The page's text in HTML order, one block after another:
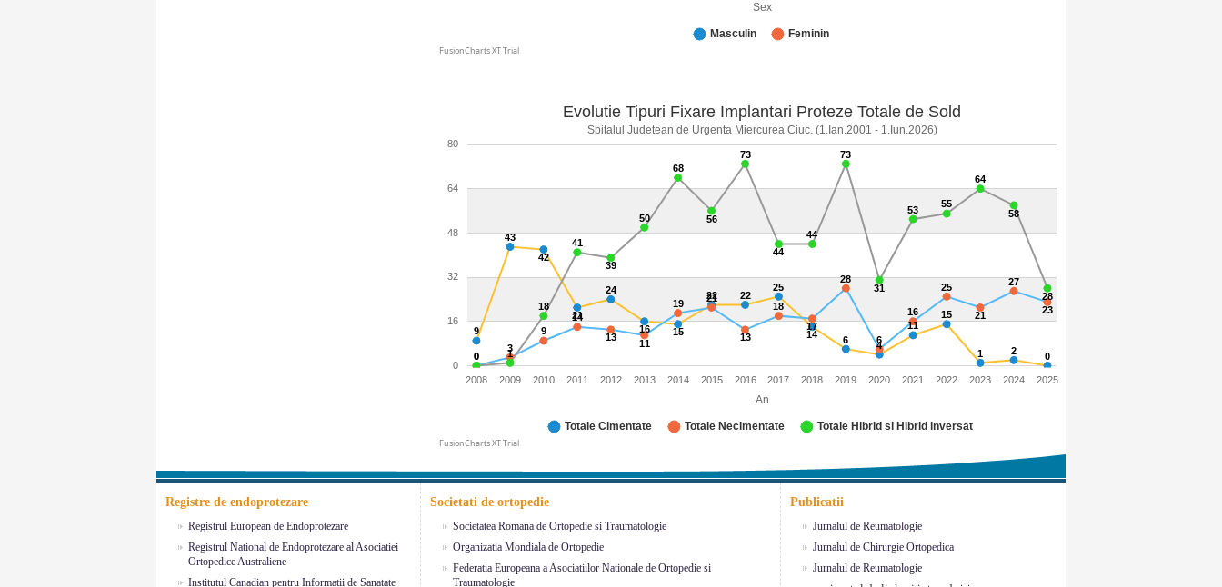
Sex
Masculin Feminin
FusionCharts XT Trial
0
16
32
48
64
80
An
2008 2009 2010 2011 2012 2013 2014 2015 2016 2017 2018 2019 2020 2021 2022 2023 2024 2025
9
43
42
21
24
16 15
22 22
25
14 6 4
11
15
1 2 0
0
3
9
14
13
11
19 21
13
18
17
28
6
16
25
21
27
23
0 1
18
41
39
50
68
56
73
44
44
73
31
53
55
64
58
28
Evolutie Tipuri Fixare Implantari Proteze Totale de Sold
Spitalul Judetean de Urgenta Miercurea Ciuc. (1.Ian.2001 - 1.Iun.2026)
Totale Cimentate Totale Necimentate Totale Hibrid si Hibrid inversat
FusionCharts XT Trial
Registre de endoprotezare
Registrul European de Endoprotezare
Registrul National de Endoprotezare al Asociatiei
Ortopedice Australiene
Institutul Canadian pentru Informatii de Sanatate
Societati de ortopedie
Societatea Romana de Ortopedie si Traumatologie
Organizatia Mondiala de Ortopedie
Federatia Europeana a Asociatiilor Nationale de Ortopedie si
Traumatologie
Publicatii
Jurnalul de Reumatologie
Jurnalul de Chirurgie Ortopedica
Jurnalul de Reumatologie